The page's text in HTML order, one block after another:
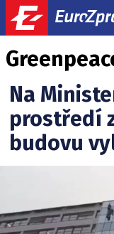
Na
prostředí
budovu